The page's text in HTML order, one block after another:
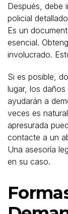
Después, debe
policial
Es un
esencial.
involucrado.
Si es posible,
lugar, los
ayudarán a
veces es
apresurada
contacte a un
Una asesoría
en su caso.